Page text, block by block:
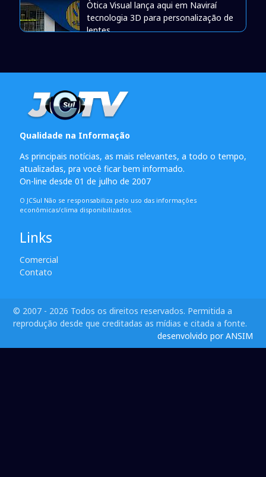
Òtica Visual lança aqui em Naviraí
tecnologia 3D para personalização de
lentes
Qualidade na Informação
As principais notícias, as mais relevantes, a todo o tempo,
atualizadas, pra você ficar bem informado.
On-line desde 01 de julho de 2007
O JCSul Não se responsabiliza pelo uso das informações
econômicas/clima disponibilizados.
Links
Comercial
Contato
© 2007 - 2026 Todos os direitos reservados. Permitida a
reprodução desde que creditadas as mídias e citada a fonte.
desenvolvido por ANSIM